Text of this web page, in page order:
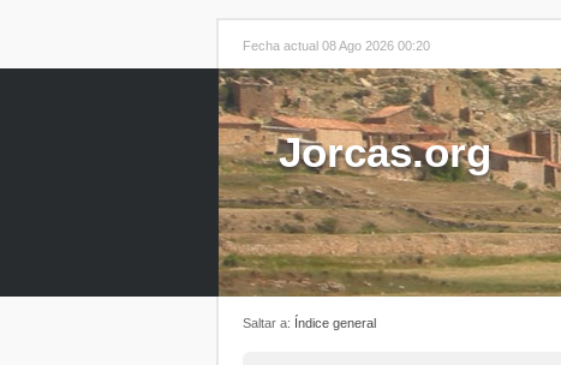
Fecha actual 08 Ago 2026 00:20
Jorcas.org
Saltar a: Índice general